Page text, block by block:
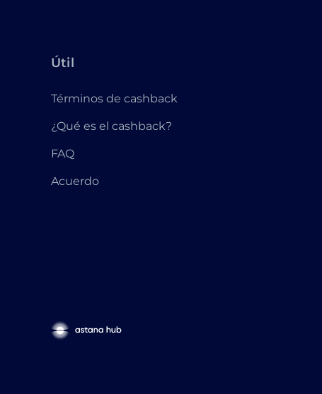
Útil
Términos de cashback
¿Qué es el cashback?
FAQ
Acuerdo